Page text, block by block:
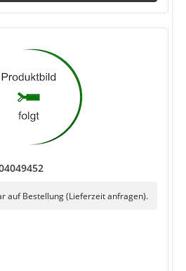
auf Bestellung (Lieferzeit anfragen).